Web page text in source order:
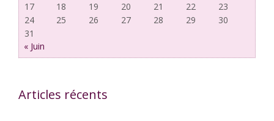
17
18 19 20 21 22
23
24
25 26 27 28 29
30
31
« Juin
Articles récents